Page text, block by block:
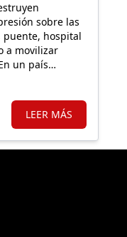
sobre las
puente, hospital
a movilizar
un país
LEER MÁS